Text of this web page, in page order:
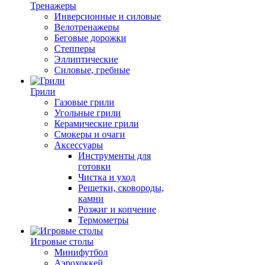
Тренажеры
Инверсионные и силовые
Велотренажеры
Беговые дорожки
Степперы
Эллиптические
Силовые, гребные
Грили
Газовые грили
Угольные грили
Керамические грили
Смокеры и очаги
Аксессуары
Инструменты для
готовки
Чистка и уход
Решетки, сковороды,
камни
Розжиг и копчение
Термометры
Игровые столы
Минифутбол
Аэрохоккей